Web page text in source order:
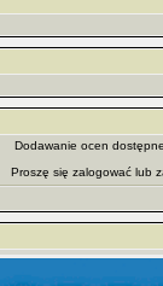
Dodawanie ocen
Proszę się zalogować lub